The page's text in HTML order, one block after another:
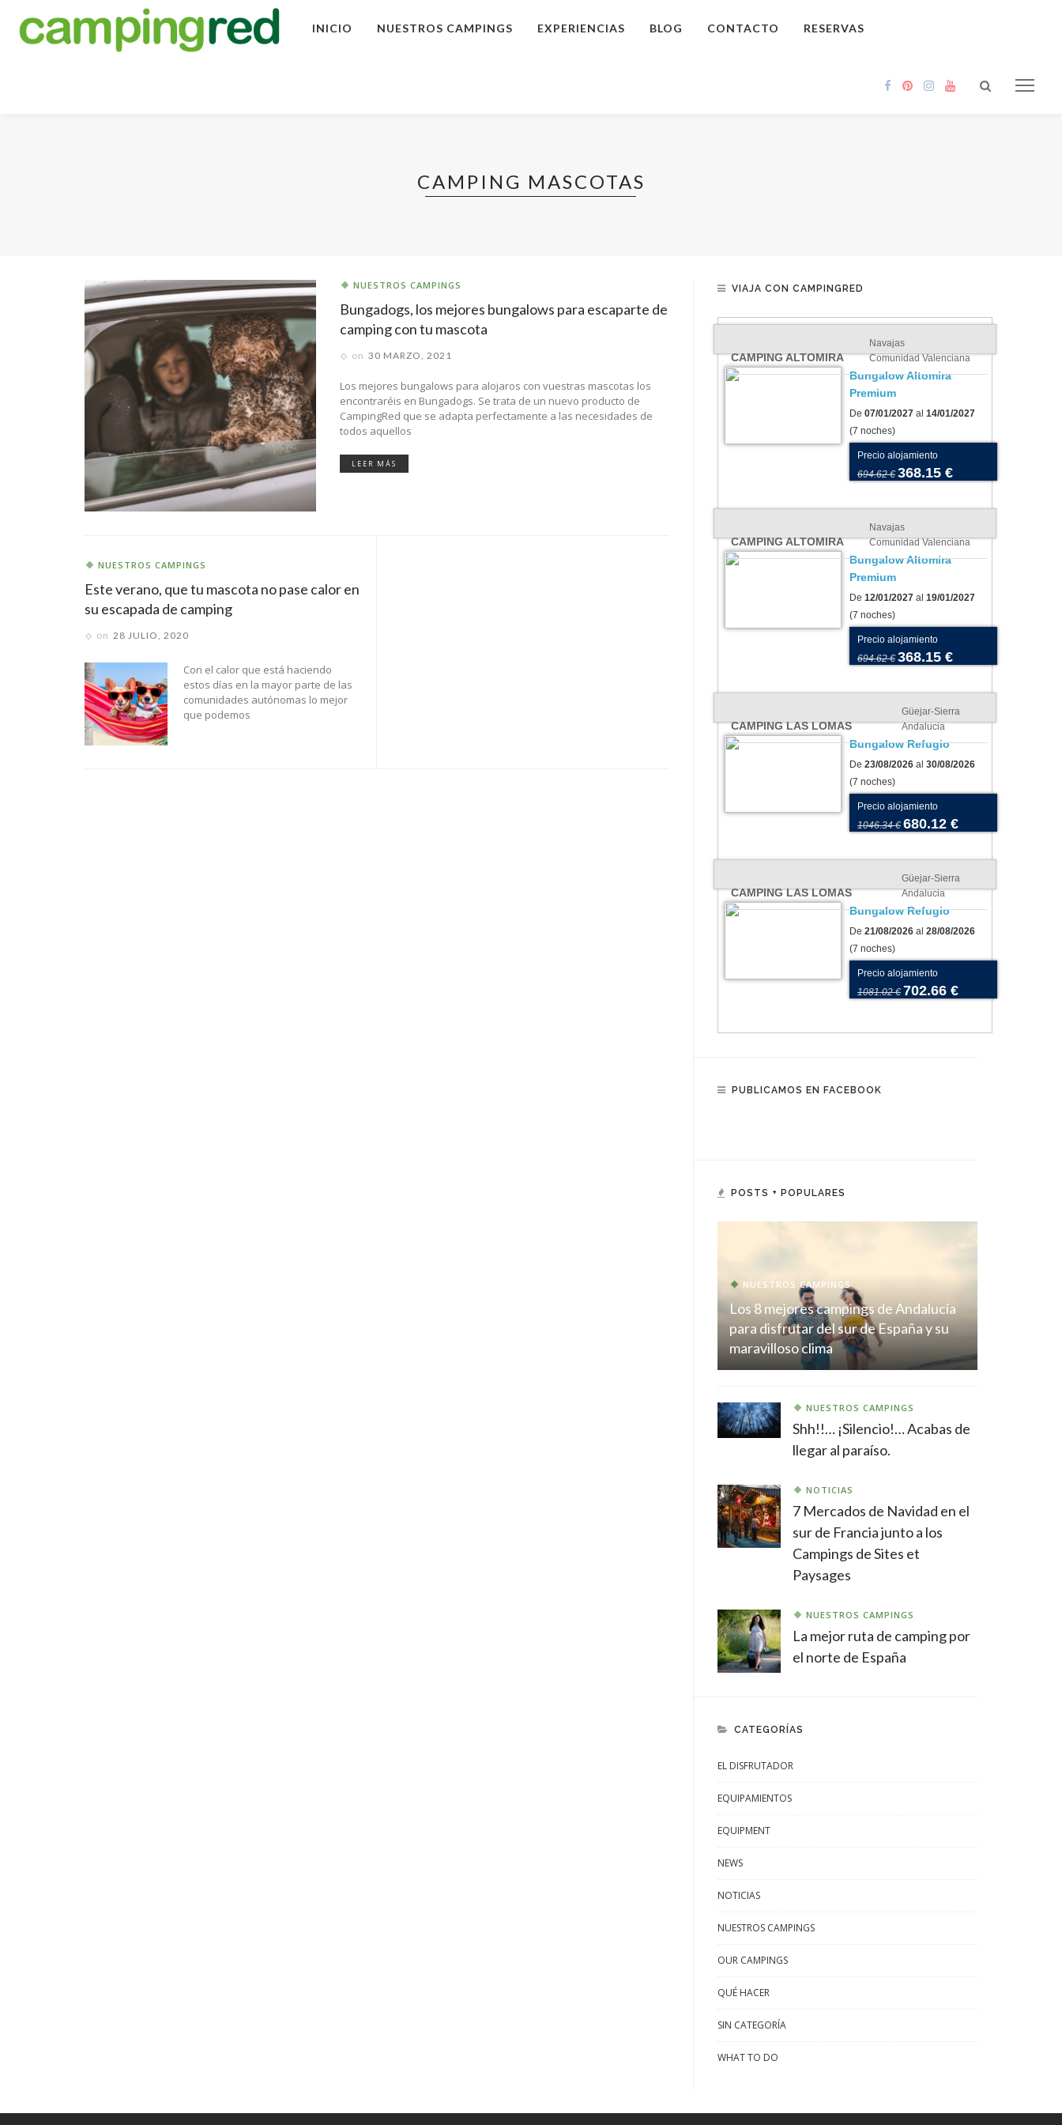
INICIO NUESTROS CAMPINGS EXPERIENCIAS BLOG CONTACTO RESERVAS
CAMPING MASCOTAS
NUESTROS CAMPINGS
Bungadogs, los mejores bungalows para escaparte de
camping con tu mascota
on 30 MARZO, 2021
Los mejores bungalows para alojaros con vuestras mascotas los
encontraréis en Bungadogs. Se trata de un nuevo producto de
CampingRed que se adapta perfectamente a las necesidades de
todos aquellos
LEER MÁS
NUESTROS CAMPINGS
Este verano, que tu mascota no pase calor en
su escapada de camping
on 28 JULIO, 2020
Con el calor que está haciendo
estos días en la mayor parte de las
comunidades autónomas lo mejor
que podemos
VIAJA CON CAMPINGRED
CAMPING ALTOMIRA
Navajas
Comunidad Valenciana
Bungalow Altomira
Premium
De 07/01/2027 al 14/01/2027
(7 noches)
Precio alojamiento
694.62 € 368.15 €
CAMPING ALTOMIRA
Navajas
Comunidad Valenciana
Bungalow Altomira
Premium
De 12/01/2027 al 19/01/2027
(7 noches)
Precio alojamiento
694.62 € 368.15 €
CAMPING LAS LOMAS
Güejar-Sierra
Andalucia
Bungalow Refugio
De 23/08/2026 al 30/08/2026
(7 noches)
Precio alojamiento
1046.34 € 680.12 €
CAMPING LAS LOMAS
Güejar-Sierra
Andalucia
Bungalow Refugio
De 21/08/2026 al 28/08/2026
(7 noches)
Precio alojamiento
1081.02 € 702.66 €
PUBLICAMOS EN FACEBOOK
POSTS + POPULARES
NUESTROS CAMPINGS
Los 8 mejores campings de Andalucía
para disfrutar del sur de España y su
maravilloso clima
NUESTROS CAMPINGS
Shh!!… ¡Silencio!… Acabas de
llegar al paraíso.
NOTICIAS
7 Mercados de Navidad en el
sur de Francia junto a los
Campings de Sites et
Paysages
NUESTROS CAMPINGS
La mejor ruta de camping por
el norte de España
CATEGORÍAS
EL DISFRUTADOR
EQUIPAMIENTOS
EQUIPMENT
NEWS
NOTICIAS
NUESTROS CAMPINGS
OUR CAMPINGS
QUÉ HACER
SIN CATEGORÍA
WHAT TO DO